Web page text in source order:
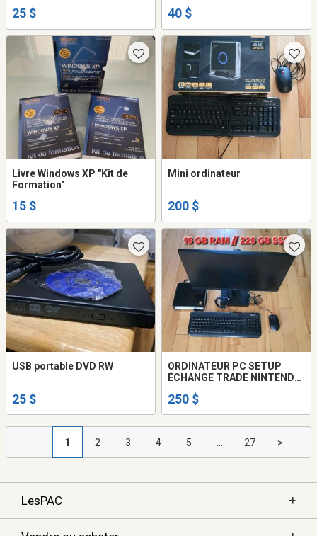
25 $ 40 $
Livre Windows XP "Kit de
Formation"
15 $
Mini ordinateur
200 $
USB portable DVD RW
25 $
ORDINATEUR PC SETUP
ÉCHANGE TRADE NINTENDO
250 $
1 2 3 4 5 27 >
LesPAC +